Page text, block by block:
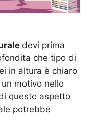
devi prima
che tipo di
in altura è chiaro
motivo nello
questo aspetto
potrebbe